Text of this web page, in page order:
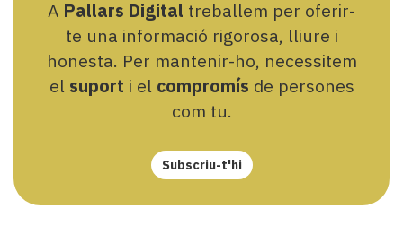
A Pallars Digital treballem per oferir-
te una informació rigorosa, lliure i
honesta. Per mantenir-ho, necessitem
el suport i el compromís de persones
com tu.
Subscriu-t'hi